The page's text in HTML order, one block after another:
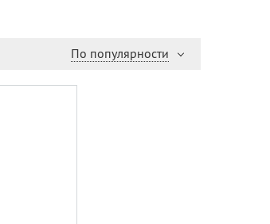
По популярности